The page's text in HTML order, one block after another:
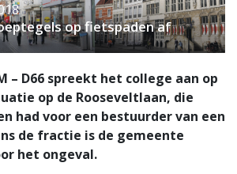
op fietspaden af
– D66 spreekt het college aan op
op de Rooseveltlaan, die
had voor een bestuurder van een
de fractie is de gemeente
het ongeval.